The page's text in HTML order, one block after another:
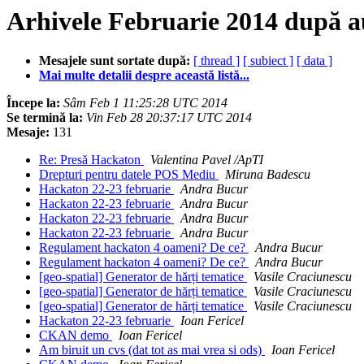
Arhivele Februarie 2014 după
Mesajele sunt sortate după: [ thread ] [ subiect ] [ data ]
Mai multe detalii despre această listă...
Începe la: Sâm Feb 1 11:25:28 UTC 2014
Se termină la: Vin Feb 28 20:37:17 UTC 2014
Mesaje: 131
Re: Presă Hackaton
Valentina Pavel /ApTI
Drepturi pentru datele POS Mediu
Miruna Badescu
Hackaton 22-23 februarie
Andra Bucur
Hackaton 22-23 februarie
Andra Bucur
Hackaton 22-23 februarie
Andra Bucur
Hackaton 22-23 februarie
Andra Bucur
Regulament hackaton 4 oameni? De ce?
Andra Bucur
Regulament hackaton 4 oameni? De ce?
Andra Bucur
[geo-spatial] Generator de hărți tematice
Vasile Craciunescu
[geo-spatial] Generator de hărți tematice
Vasile Craciunescu
[geo-spatial] Generator de hărți tematice
Vasile Craciunescu
Hackaton 22-23 februarie
Ioan Fericel
CKAN demo
Ioan Fericel
Am biruit un cvs (dat tot as mai vrea si ods)
Ioan Fericel